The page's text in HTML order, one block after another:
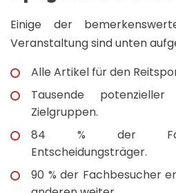
Einige der
Veranstaltung sind unten
Alle Artikel für den
Tausende
Zielgruppen.
84 % der
Entscheidungsträger.
90 % der Fachbesucher